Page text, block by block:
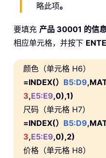
略此项。
要填充 产品 30001 的信
相应单元格，并按下
颜色（单元格 H6）
=INDEX(） B5:D9
3,E5:E9,0),1)
尺码（单元格 H7）
=INDEX(） B5:D9
3,E5:E9,0),2)
价格（单元格 H8）